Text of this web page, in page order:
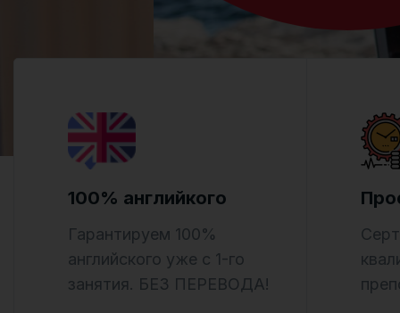
100% английкого
Гарантируем 100%
английского уже с 1-го
занятия. БЕЗ ПЕРЕВОДА!